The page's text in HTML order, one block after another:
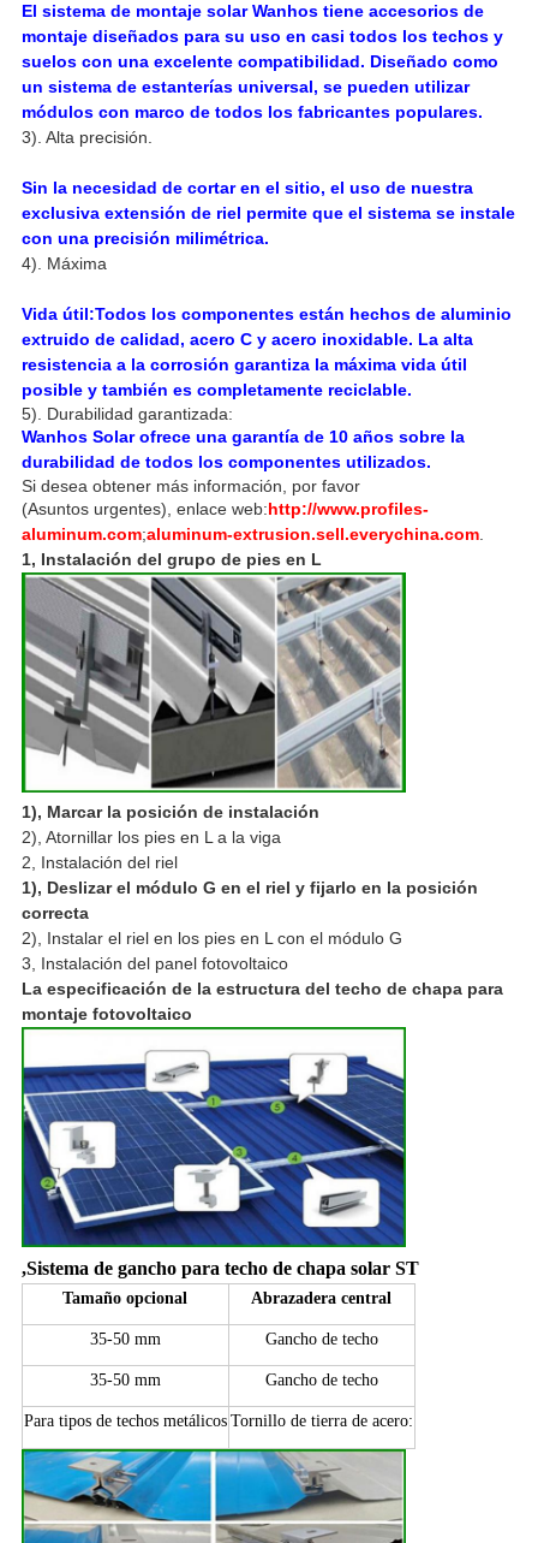
El sistema de montaje solar Wanhos tiene accesorios de
montaje diseñados para su uso en casi todos los techos y
suelos con una excelente compatibilidad. Diseñado como
un sistema de estanterías universal, se pueden utilizar
módulos con marco de todos los fabricantes populares.
3). Alta precisión.
Sin la necesidad de cortar en el sitio, el uso de nuestra
exclusiva extensión de riel permite que el sistema se instale
con una precisión milimétrica.
4). Máxima
Vida útil:Todos los componentes están hechos de aluminio
extruido de calidad, acero C y acero inoxidable. La alta
resistencia a la corrosión garantiza la máxima vida útil
posible y también es completamente reciclable.
5). Durabilidad garantizada:
Wanhos Solar ofrece una garantía de 10 años sobre la
durabilidad de todos los componentes utilizados.
Si desea obtener más información, por favor
(Asuntos urgentes), enlace web:http://www.profiles-
aluminum.com;aluminum-extrusion.sell.everychina.com.
1, Instalación del grupo de pies en L
1), Marcar la posición de instalación
2), Atornillar los pies en L a la viga
2, Instalación del riel
1), Deslizar el módulo G en el riel y fijarlo en la posición
correcta
2), Instalar el riel en los pies en L con el módulo G
3, Instalación del panel fotovoltaico
La especificación de la estructura del techo de chapa para
montaje fotovoltaico
,Sistema de gancho para techo de chapa solar ST
Tamaño opcional Abrazadera central
35-50 mm Gancho de techo
35-50 mm Gancho de techo
Para tipos de techos metálicos Tornillo de tierra de acero: